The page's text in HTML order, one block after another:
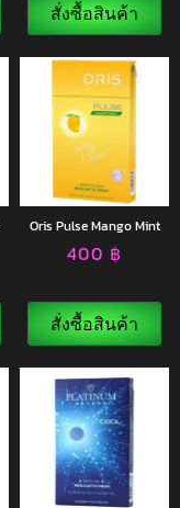
สั่งซื้อสินค้า
Oris Pulse Mango Mint
400 ฿
สั่งซื้อสินค้า